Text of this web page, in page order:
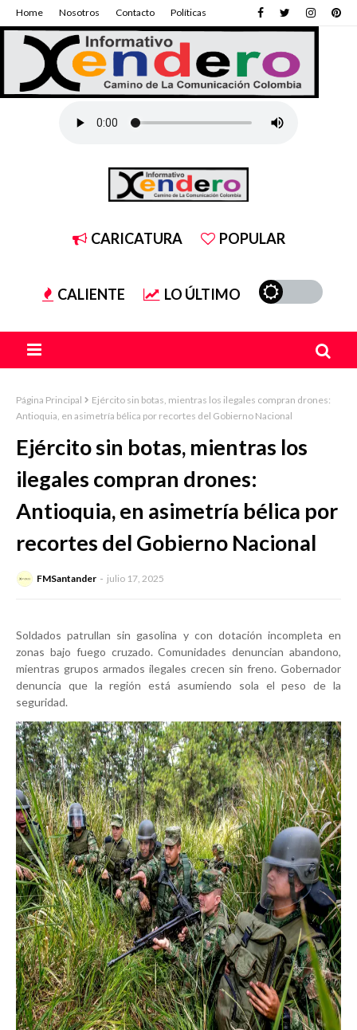
Home Nosotros Contacto Políticas
CARICATURA POPULAR
CALIENTE LO ÚLTIMO
Página Principal
Ejército sin botas, mientras los ilegales compran drones:
Antioquia, en asimetría bélica por recortes del Gobierno Nacional
Ejército sin botas, mientras los
ilegales compran drones:
Antioquia, en asimetría bélica por
recortes del Gobierno Nacional
FMSantander julio 17, 2025
Soldados patrullan sin gasolina y con dotación incompleta en
zonas bajo fuego cruzado. Comunidades denuncian abandono,
mientras grupos armados ilegales crecen sin freno. Gobernador
denuncia que la región está asumiendo sola el peso de la
seguridad.